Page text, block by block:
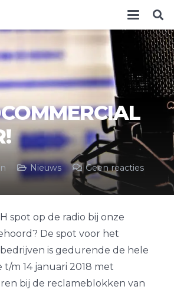
Nieuws Geen reacties
spot op de radio bij onze
De spot voor het
is gedurende de hele
m 14 januari 2018 met
bij de reclameblokken van